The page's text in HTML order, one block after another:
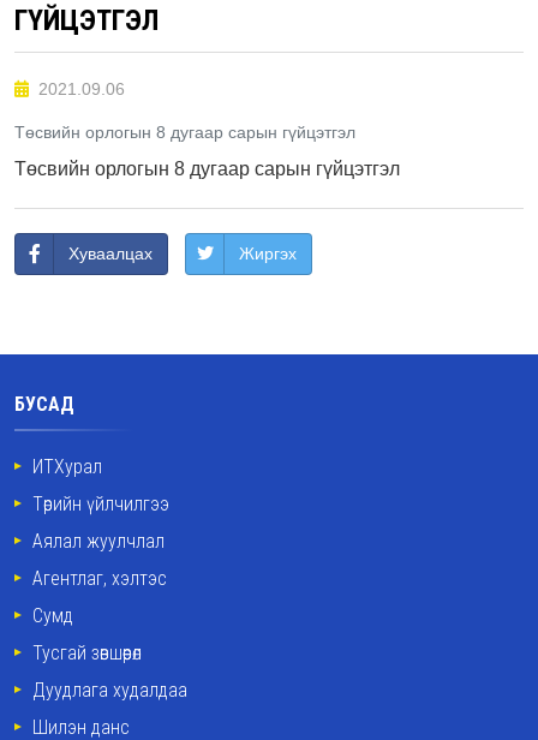
ГҮЙЦЭТГЭЛ
2021.09.06
Төсвийн орлогын 8 дугаар сарын гүйцэтгэл
Төсвийн орлогын 8 дугаар сарын гүйцэтгэл
Хуваалцах Жиргэх
БУСАД
ИТХурал
Төрийн үйлчилгээ
Аялал жуулчлал
Агентлаг, хэлтэс
Сумд
Тусгай зөвшөөрөл
Дуудлага худалдаа
Шилэн данс